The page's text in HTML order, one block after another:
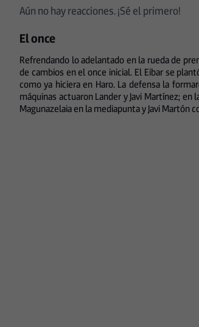
Aún no hay reacciones. ¡Sé el primero!
El once
Refrendando lo adelantado en la rueda de
de cambios en el once inicial. El Eibar se
como ya hiciera en Haro. La defensa la
máquinas actuaron Lander y Javi Martínez;
Magunazelaia en la mediapunta y Javi Martón